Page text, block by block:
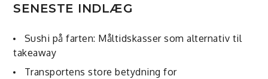
SENESTE INDLÆG
Sushi på farten: Måltidskasser som alternativ til
takeaway
Transportens store betydning for